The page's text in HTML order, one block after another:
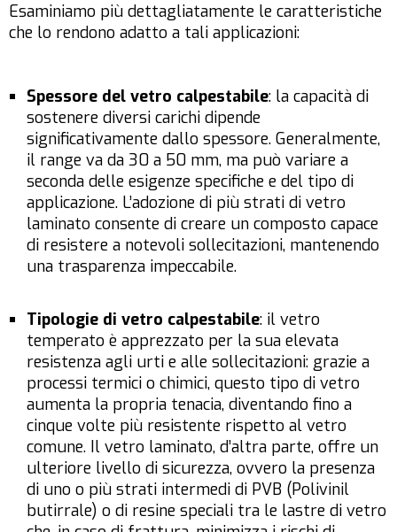
Esaminiamo più dettagliatamente le caratteristiche
che lo rendono adatto a tali applicazioni:
Spessore del vetro calpestabile: la capacità di
sostenere diversi carichi dipende
significativamente dallo spessore. Generalmente,
il range va da 30 a 50 mm, ma può variare a
seconda delle esigenze specifiche e del tipo di
applicazione. L’adozione di più strati di vetro
laminato consente di creare un composto capace
di resistere a notevoli sollecitazioni, mantenendo
una trasparenza impeccabile.
Tipologie di vetro calpestabile: il vetro
temperato è apprezzato per la sua elevata
resistenza agli urti e alle sollecitazioni: grazie a
processi termici o chimici, questo tipo di vetro
aumenta la propria tenacia, diventando fino a
cinque volte più resistente rispetto al vetro
comune. Il vetro laminato, d’altra parte, offre un
ulteriore livello di sicurezza, ovvero la presenza
di uno o più strati intermedi di PVB (Polivinil
butirrale) o di resine speciali tra le lastre di vetro